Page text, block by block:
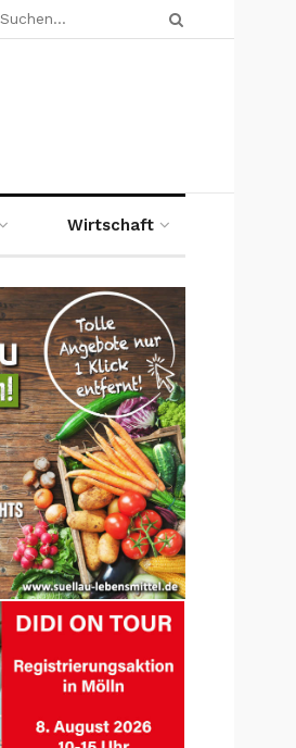
Wirtschaft